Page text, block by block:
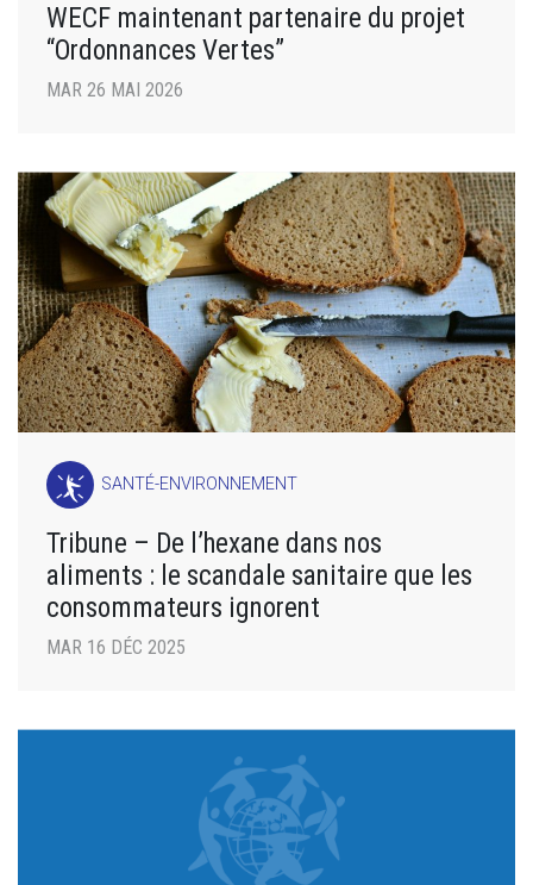
WECF maintenant partenaire du projet
“Ordonnances Vertes”
MAR 26 MAI 2026
SANTÉ-ENVIRONNEMENT
Tribune – De l’hexane dans nos
aliments : le scandale sanitaire que les
consommateurs ignorent
MAR 16 DÉC 2025